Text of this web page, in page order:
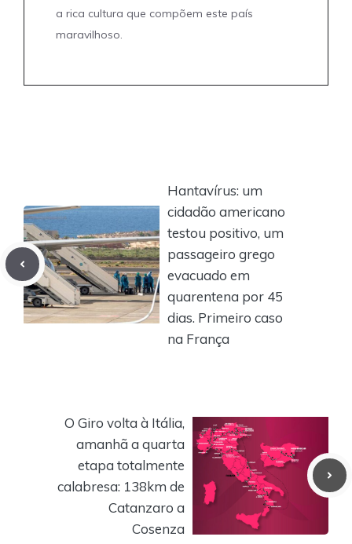
a rica cultura que compõem este país
maravilhoso.
Hantavírus: um
cidadão americano
testou positivo, um
passageiro grego
evacuado em
quarentena por 45
dias. Primeiro caso
na França
O Giro volta à Itália,
amanhã a quarta
etapa totalmente
calabresa: 138km de
Catanzaro a
Cosenza